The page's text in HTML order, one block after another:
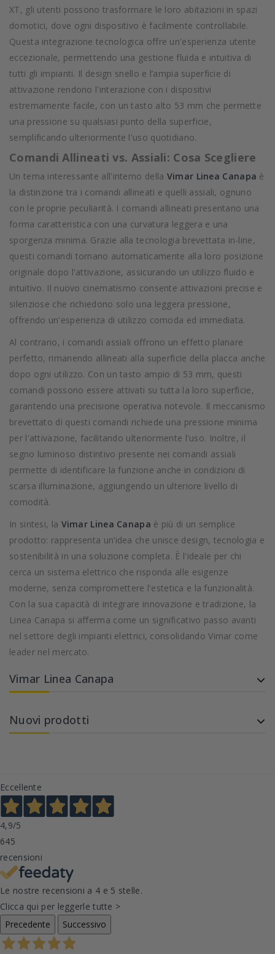
XT, gli utenti possono trasformare le loro abitazioni in spazi
domotici, dove ogni dispositivo è facilmente controllabile.
Questa integrazione tecnologica offre un'esperienza utente
eccezionale, permettendo una gestione fluida e intuitiva di
tutti gli impianti. Il design snello e l’ampia superficie di
attivazione rendono l'interazione con i dispositivi
estremamente facile, con un tasto alto 53 mm che permette
una pressione su qualsiasi punto della superficie,
semplificando ulteriormente l'uso quotidiano.
Comandi Allineati vs. Assiali: Cosa Scegliere
Un tema interessante all'interno della Vimar Linea Canapa è
la distinzione tra i comandi allineati e quelli assiali, ognuno
con le proprie peculiarità. I comandi allineati presentano una
forma caratteristica con una curvatura leggera e una
sporgenza minima. Grazie alla tecnologia brevettata in-line,
questi comandi tornano automaticamente alla loro posizione
originale dopo l'attivazione, assicurando un utilizzo fluido e
intuitivo. Il nuovo cinematismo consente attivazioni precise e
silenziose che richiedono solo una leggera pressione,
offrendo un'esperienza di utilizzo comoda ed immediata.
Al contrario, i comandi assiali offrono un effetto planare
perfetto, rimanendo allineati alla superficie della placca anche
dopo ogni utilizzo. Con un tasto ampio di 53 mm, questi
comandi possono essere attivati su tutta la loro superficie,
garantendo una precisione operativa notevole. Il meccanismo
brevettato di questi comandi richiede una pressione minima
per l'attivazione, facilitando ulteriormente l'uso. Inoltre, il
segno luminoso distintivo presente nei comandi assiali
permette di identificare la funzione anche in condizioni di
scarsa illuminazione, aggiungendo un ulteriore livello di
comodità.
In sintesi, la Vimar Linea Canapa è più di un semplice
prodotto: rappresenta un’idea che unisce design, tecnologia e
sostenibilità in una soluzione completa. È l'ideale per chi
cerca un sistema elettrico che risponda alle esigenze
moderne, senza compromettere l'estetica e la funzionalità.
Con la sua capacità di integrare innovazione e tradizione, la
Linea Canapa si afferma come un significativo passo avanti
nel settore degli impianti elettrici, consolidando Vimar come
leader nel mercato.
Vimar Linea Canapa
Nuovi prodotti
Eccellente
4,9/5
645
recensioni
Le nostre recensioni a 4 e 5 stelle.
Clicca qui per leggerle tutte >
Precedente
Successivo